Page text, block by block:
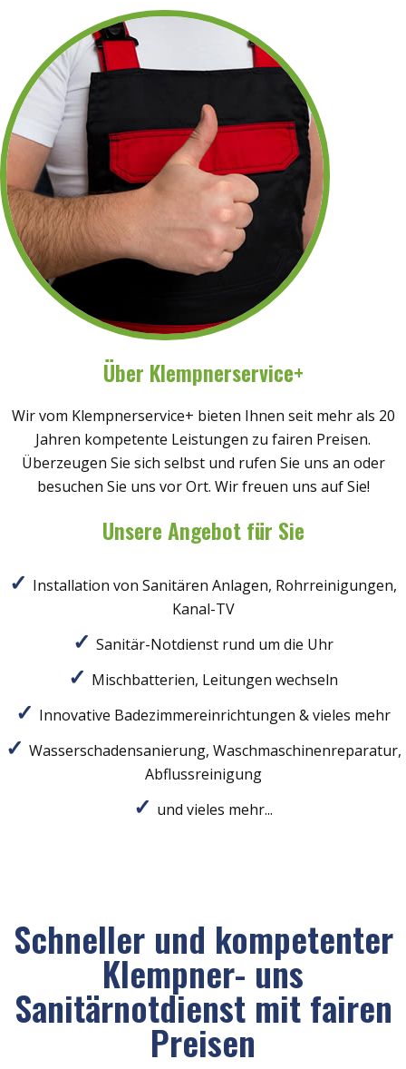
Über Klempnerservice+
Wir vom Klempnerservice+ bieten Ihnen seit mehr als 20
Jahren kompetente Leistungen zu fairen Preisen.
Überzeugen Sie sich selbst und rufen Sie uns an oder
besuchen Sie uns vor Ort. Wir freuen uns auf Sie!
Unsere Angebot für Sie
Installation von Sanitären Anlagen, Rohrreinigungen,
Kanal-TV
Sanitär-Notdienst rund um die Uhr
Mischbatterien, Leitungen wechseln
Innovative Badezimmereinrichtungen & vieles mehr
Wasserschadensanierung, Waschmaschinenreparatur,
Abflussreinigung
und vieles mehr...
Schneller und kompetenter
Klempner- uns
Sanitärnotdienst mit fairen
Preisen